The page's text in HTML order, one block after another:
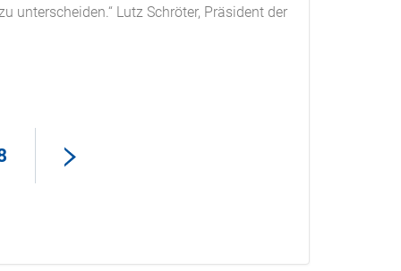
unterscheiden.“ Lutz Schröter, Präsident der